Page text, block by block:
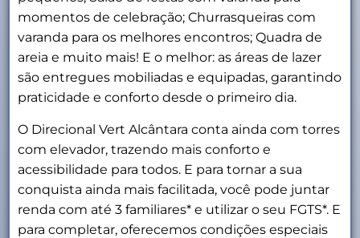
momentos de celebração; Churrasqueiras com
varanda para os melhores encontros; Quadra de
areia e muito mais! E o melhor: as áreas de lazer
são entregues mobiliadas e equipadas, garantindo
praticidade e conforto desde o primeiro dia.
O Direcional Vert Alcântara conta ainda com torres
com elevador, trazendo mais conforto e
acessibilidade para todos. E para tornar a sua
conquista ainda mais facilitada, você pode juntar
renda com até 3 familiares* e utilizar o seu FGTS*. E
para completar, oferecemos condições especiais